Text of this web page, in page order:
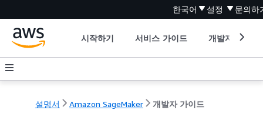
한국어 설정 문의하
시작하기 서비스 가이드 개발자 도구
설명서 Amazon SageMaker 개발자 가이드